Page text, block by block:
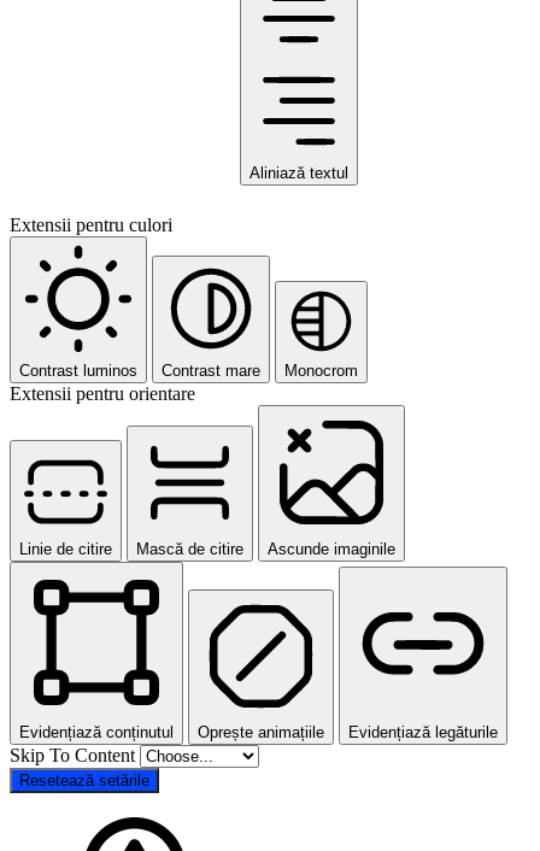
Aliniază textul
Extensii pentru culori
Contrast luminos Contrast mare Monocrom
Extensii pentru orientare
Linie de citire Mască de citire Ascunde imaginile
Evidențiază conținutul Oprește animațiile Evidențiază legăturile
Skip To Content
Resetează setările